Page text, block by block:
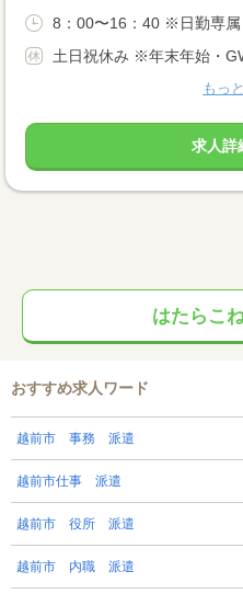
8：00〜16：40 ※日勤専属
土日祝休み ※年末年始・
もっ
求人詳
はたらこ
おすすめ求人ワード
越前市 事務 派遣
越前市仕事 派遣
越前市 役所 派遣
越前市 内職 派遣